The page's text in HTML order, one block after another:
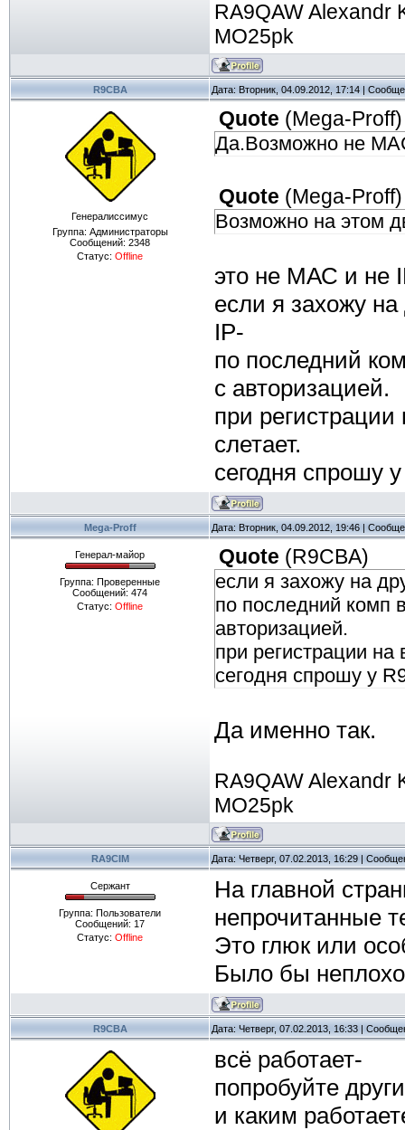
RA9QAW Alexandr
MO25pk
R9CBA Дата: Вторник, 04.09.2012, 17:14 |
Генералиссимус
Группа: Администраторы
Сообщений: 2348
Статус: Offline
Quote (Mega-Proff)
Да.Возможно не
Quote (Mega-Proff)
Возможно на этом
это не МАС и не
если я захожу
IP-
по последний
с авторизацией.
при
слетает.
сегодня спрошу
Mega-Proff Дата: Вторник, 04.09.2012, 19:46 |
Генерал-майор
Группа: Проверенные
Сообщений: 474
Статус: Offline
Quote (R9CBA)
если я захожу на
по последний комп
авторизацией.
при регистрации
сегодня спрошу у
Да именно так.
RA9QAW Alexandr
MO25pk
RA9CIM Дата: Четверг, 07.02.2013, 16:29 |
Сержант
Группа: Пользователи
Сообщений: 17
Статус: Offline
На главной
непрочитанные
Это глюк или
Было бы
R9CBA Дата: Четверг, 07.02.2013, 16:33 |
всё работает-
попробуйте
и каким